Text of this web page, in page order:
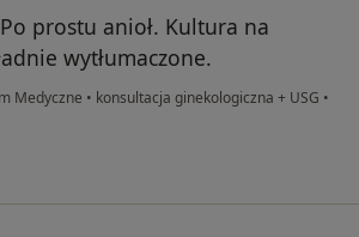
prostu anioł. Kultura na
wytłumaczone.
Medyczne • konsultacja ginekologiczna + USG •